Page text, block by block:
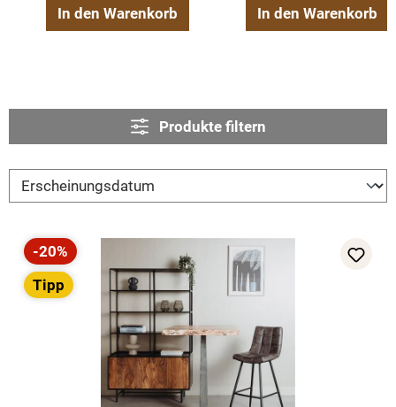
In den Warenkorb In den Warenkorb
Produkte filtern
Rabatt
-20%
Tipp